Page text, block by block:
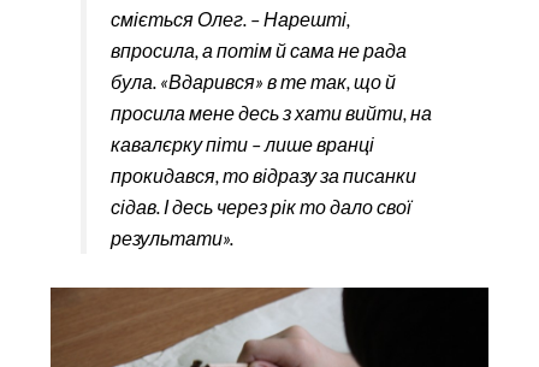
сміється Олег. – Нарешті,
впросила, а потім й сама не рада
була. «Вдарився» в те так, що й
просила мене десь з хати вийти, на
кавалєрку піти – лише вранці
прокидався, то відразу за писанки
сідав. І десь через рік то дало свої
результати».